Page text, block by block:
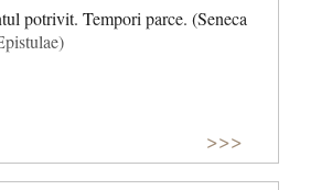
potrivit. Tempori parce. (Seneca
>>>